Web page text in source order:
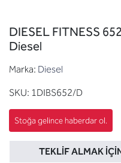
DIESEL FITNESS
Diesel
Marka: Diesel
SKU: 1DIBS652/D
TEKLIF ALMAK